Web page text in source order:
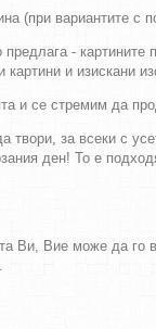
(при вариантите с
-
картини и изискани
и се стремим да
твори, за всеки с
ден! То е
Ви, Вие може да